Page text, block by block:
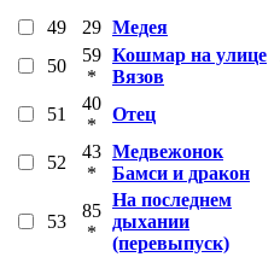
49
29 Медея
50
59
*
Кошмар на улице
Вязов
51
40
*
Отец
52
43
*
Медвежонок
Бамси и дракон
53
85
*
На последнем
дыхании
(перевыпуск)